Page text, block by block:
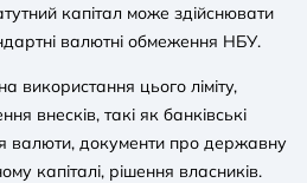
капітал може здійснювати
валютні обмеження НБУ.
цього ліміту,
внесків, такі як банківські
валюти, документи про державну
капіталі, рішення власників.